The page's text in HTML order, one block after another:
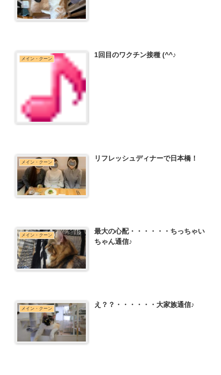
メイン・クーン 1回目のワクチン接種 (^^♪
メイン・クーン リフレッシュディナーで日本橋！
メイン・クーン
最大の心配・・・・・・ちっちゃい
ちゃん通信♪
メイン・クーン え？？・・・・・・大家族通信♪